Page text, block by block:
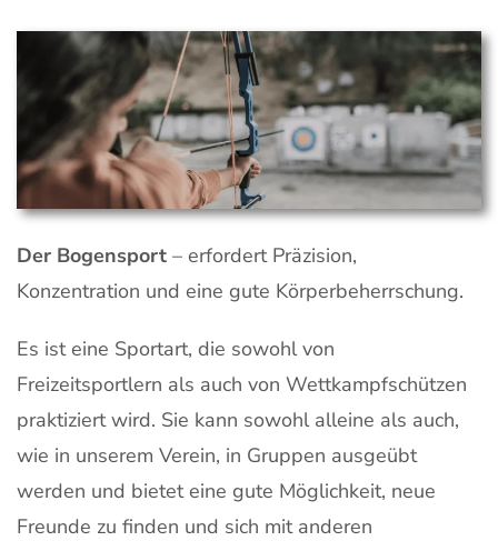
Der Bogensport – erfordert Präzision,
Konzentration und eine gute Körperbeherrschung.
Es ist eine Sportart, die sowohl von
Freizeitsportlern als auch von Wettkampfschützen
praktiziert wird. Sie kann sowohl alleine als auch,
wie in unserem Verein, in Gruppen ausgeübt
werden und bietet eine gute Möglichkeit, neue
Freunde zu finden und sich mit anderen